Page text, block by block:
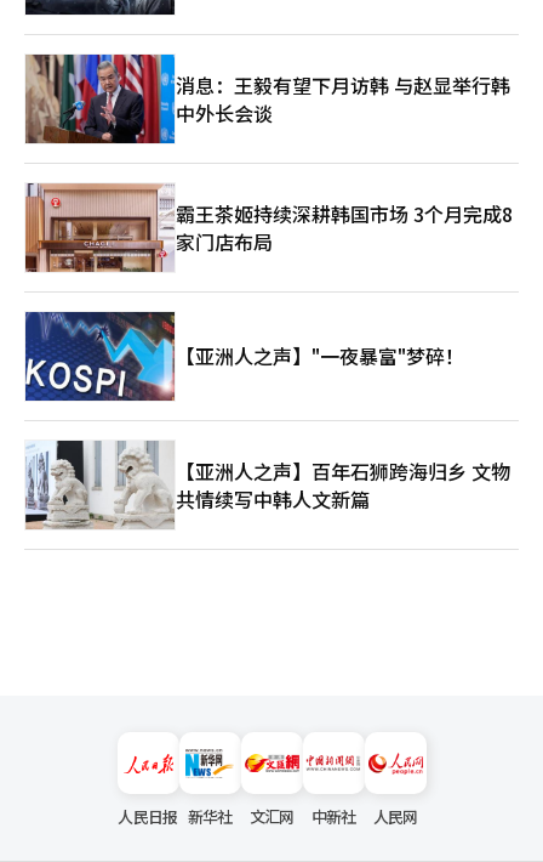
消息：王毅有望下月访韩 与赵显举行韩
中外长会谈
霸王茶姬持续深耕韩国市场 3个月完成8
家门店布局
【亚洲人之声】"一夜暴富"梦碎！
【亚洲人之声】百年石狮跨海归乡 文物
共情续写中韩人文新篇
人民日报 新华社 文汇网 中新社 人民网